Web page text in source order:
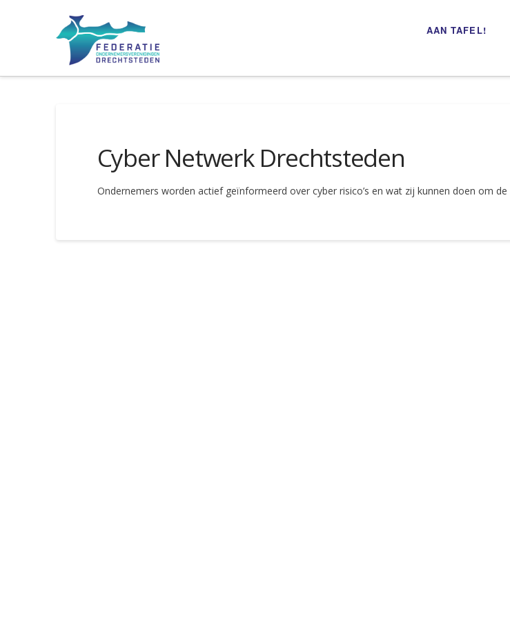
AAN TAFEL!
Cyber Netwerk Drechtsteden
Ondernemers worden actief geïnformeerd over cyber risico’s en wat zij kunnen doen om